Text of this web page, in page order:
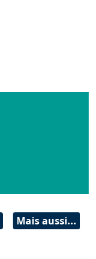
Mais aussi...